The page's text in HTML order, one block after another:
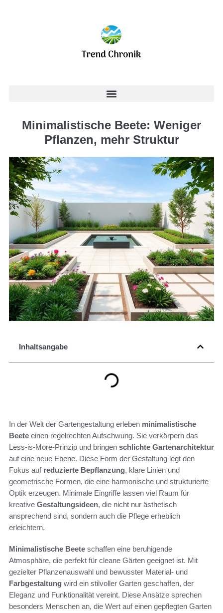
Minimalistische Beete: Weniger
Pflanzen, mehr Struktur
Inhaltsangabe
In der Welt der Gartengestaltung erleben minimalistische
Beete einen regelrechten Aufschwung. Sie verkörpern das
Less-is-More-Prinzip und bringen schlichte Gartenarchitektur
auf eine neue Ebene. Diese Form der Gestaltung legt den
Fokus auf reduzierte Bepflanzung, klare Linien und
geometrische Formen, die eine harmonische und strukturierte
Optik erzeugen. Minimale Eingriffe lassen viel Raum für
kreative Gestaltungsideen, die nicht nur ästhetisch
ansprechend sind, sondern auch die Pflege erheblich
erleichtern.
Minimalistische Beete schaffen eine beruhigende
Atmosphäre, die perfekt für cleane Gärten geeignet ist. Mit
gezielter Pflanzenauswahl und bewusster Material- und
Farbgestaltung wird ein stilvoller Garten geschaffen, der
Eleganz und Funktionalität vereint. Diese Ansätze sprechen
besonders Menschen an, die Wert auf einen gepflegten Garten